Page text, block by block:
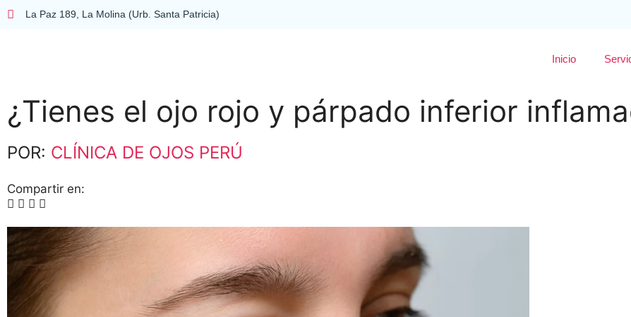
La Paz 189, La Molina (Urb. Santa Patricia)
Inicio
¿Tienes el ojo rojo y párpado inferior
POR: CLÍNICA DE OJOS PERÚ
Compartir en: